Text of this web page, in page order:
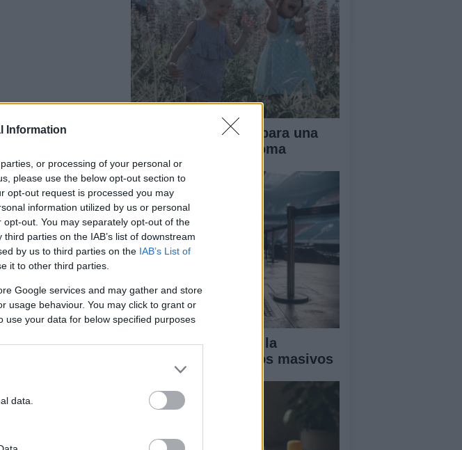
Information
or processing of your personal or
please use the below opt-out section to
opt-out request is processed you may
information utilized by us or personal
out. You may separately opt-out of the
parties on the IAB’s list of downstream
by us to third parties on the IAB’s List of
it to other third parties.
Google services and may gather and store
usage behaviour. You may click to grant or
your data for below specified purposes
data.
El término
la cosecha; las
en ese proceso.
Crianza tradicional para una
infancia más autónoma
Guía completa para la
seguridad en eventos masivos